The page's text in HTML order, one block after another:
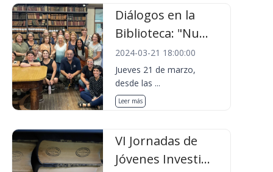
Diálogos en la
Biblioteca: "Nu...
2024-03-21 18:00:00
Jueves 21 de marzo,
desde las ...
Leer más
VI Jornadas de
Jóvenes Investi...